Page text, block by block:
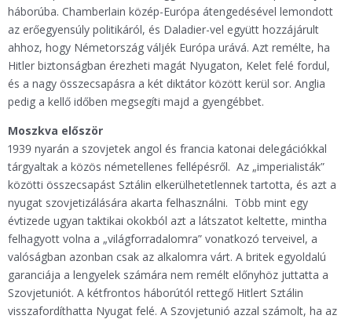
háborúba. Chamberlain közép-Európa átengedésével lemondott
az erőegyensúly politikáról, és Daladier-vel együtt hozzájárult
ahhoz, hogy Németország váljék Európa urává. Azt remélte, ha
Hitler biztonságban érezheti magát Nyugaton, Kelet felé fordul,
és a nagy összecsapásra a két diktátor között kerül sor. Anglia
pedig a kellő időben megsegíti majd a gyengébbet.
Moszkva először
1939 nyarán a szovjetek angol és francia katonai delegációkkal
tárgyaltak a közös németellenes fellépésről. Az „imperialisták”
közötti összecsapást Sztálin elkerülhetetlennek tartotta, és azt a
nyugat szovjetizálására akarta felhasználni. Több mint egy
évtizede ugyan taktikai okokból azt a látszatot keltette, mintha
felhagyott volna a „világforradalomra” vonatkozó terveivel, a
valóságban azonban csak az alkalomra várt. A britek egyoldalú
garanciája a lengyelek számára nem remélt előnyhöz juttatta a
Szovjetuniót. A kétfrontos háborútól rettegő Hitlert Sztálin
visszafordíthatta Nyugat felé. A Szovjetunió azzal számolt, ha az